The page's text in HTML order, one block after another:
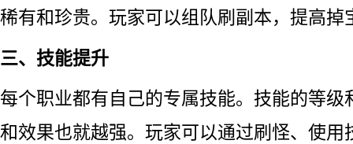
稀有和珍贵。玩家可以组队刷副本，提高掉
三、技能提升
每个职业都有自己的专属技能。技能的等级
和效果也就越强。玩家可以通过刷怪、使用